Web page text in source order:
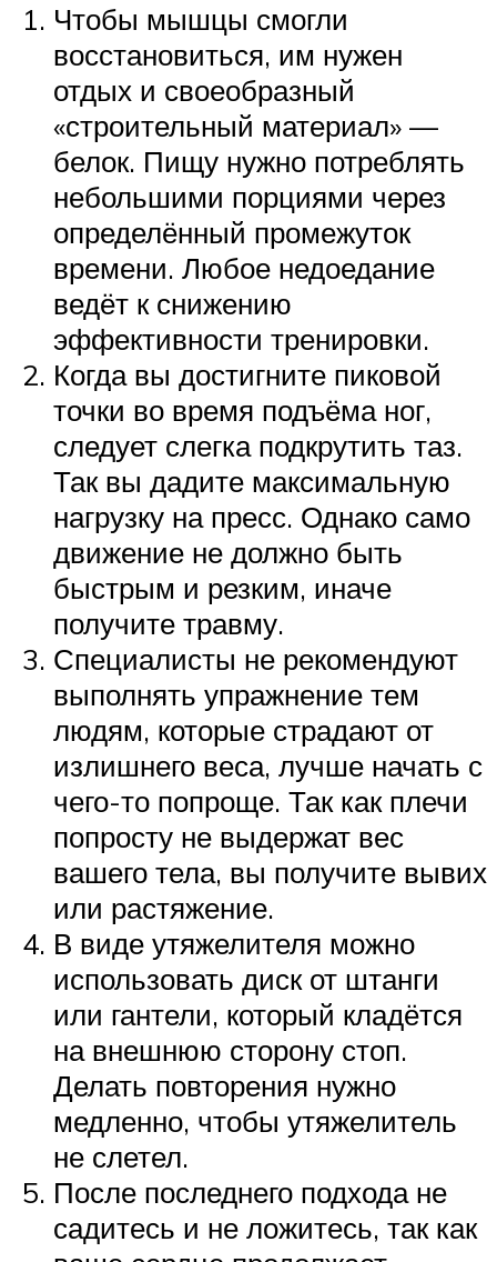
Чтобы мышцы смогли
восстановиться, им нужен
отдых и своеобразный
«строительный материал» —
белок. Пищу нужно потреблять
небольшими порциями через
определённый промежуток
времени. Любое недоедание
ведёт к снижению
эффективности тренировки.
Когда вы достигните пиковой
точки во время подъёма ног,
следует слегка подкрутить таз.
Так вы дадите максимальную
нагрузку на пресс. Однако само
движение не должно быть
быстрым и резким, иначе
получите травму.
Специалисты не рекомендуют
выполнять упражнение тем
людям, которые страдают от
излишнего веса, лучше начать с
чего-то попроще. Так как плечи
попросту не выдержат вес
вашего тела, вы получите вывих
или растяжение.
В виде утяжелителя можно
использовать диск от штанги
или гантели, который кладётся
на внешнюю сторону стоп.
Делать повторения нужно
медленно, чтобы утяжелитель
не слетел.
После последнего подхода не
садитесь и не ложитесь, так как